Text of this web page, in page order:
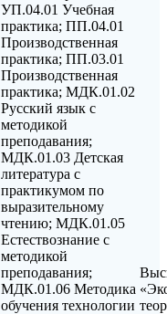
УП.04.01 Учебная
практика; ПП.04.01
Производственная
практика; ПП.03.01
Производственная
практика; МДК.01.02
Русский язык с
методикой
преподавания;
МДК.01.03 Детская
литература с
практикумом по
выразительному
чтению; МДК.01.05
Естествознание с
методикой
преподавания;
МДК.01.06 Методика
обучения технологии